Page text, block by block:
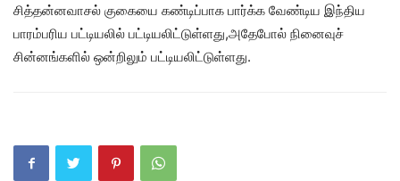
சித்தன்னவாசல் குகையை கண்டிப்பாக பார்க்க வேண்டிய இந்திய
பாரம்பரிய பட்டியலில் பட்டியலிட்டுள்ளது,அதேபோல் நினைவுச்
சின்னங்களில் ஒன்றிலும் பட்டியலிட்டுள்ளது.